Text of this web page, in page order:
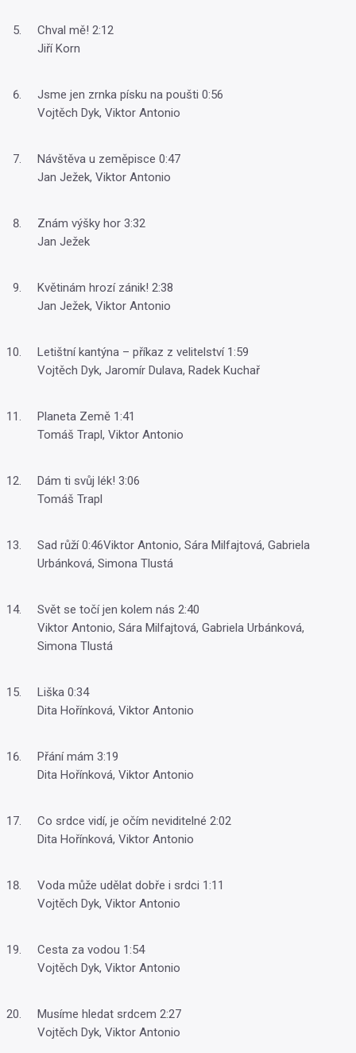
Chval mě! 2:12
Jiří Korn
Jsme jen zrnka písku na poušti 0:56
Vojtěch Dyk, Viktor Antonio
Návštěva u zeměpisce 0:47
Jan Ježek, Viktor Antonio
Znám výšky hor 3:32
Jan Ježek
Květinám hrozí zánik! 2:38
Jan Ježek, Viktor Antonio
Letištní kantýna – příkaz z velitelství 1:59
Vojtěch Dyk, Jaromír Dulava, Radek Kuchař
Planeta Země 1:41
Tomáš Trapl, Viktor Antonio
Dám ti svůj lék! 3:06
Tomáš Trapl
Sad růží 0:46Viktor Antonio, Sára Milfajtová, Gabriela
Urbánková, Simona Tlustá
Svět se točí jen kolem nás 2:40
Viktor Antonio, Sára Milfajtová, Gabriela Urbánková,
Simona Tlustá
Liška 0:34
Dita Hořínková, Viktor Antonio
Přání mám 3:19
Dita Hořínková, Viktor Antonio
Co srdce vidí, je očím neviditelné 2:02
Dita Hořínková, Viktor Antonio
Voda může udělat dobře i srdci 1:11
Vojtěch Dyk, Viktor Antonio
Cesta za vodou 1:54
Vojtěch Dyk, Viktor Antonio
Musíme hledat srdcem 2:27
Vojtěch Dyk, Viktor Antonio